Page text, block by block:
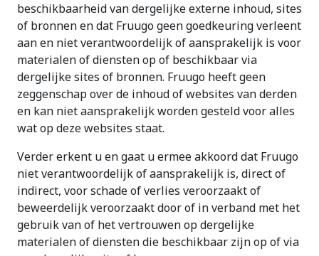
beschikbaarheid van dergelijke externe inhoud, sites
of bronnen en dat Fruugo geen goedkeuring verleent
aan en niet verantwoordelijk of aansprakelijk is voor
materialen of diensten op of beschikbaar via
dergelijke sites of bronnen. Fruugo heeft geen
zeggenschap over de inhoud of websites van derden
en kan niet aansprakelijk worden gesteld voor alles
wat op deze websites staat.
Verder erkent u en gaat u ermee akkoord dat Fruugo
niet verantwoordelijk of aansprakelijk is, direct of
indirect, voor schade of verlies veroorzaakt of
beweerdelijk veroorzaakt door of in verband met het
gebruik van of het vertrouwen op dergelijke
materialen of diensten die beschikbaar zijn op of via